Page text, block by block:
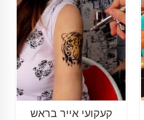
קעקועי אייר בראש